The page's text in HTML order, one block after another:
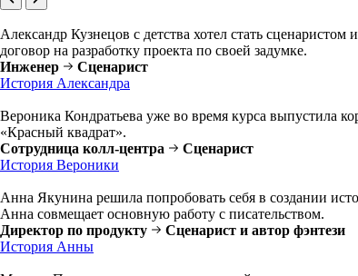
Александр Кузнецов с детства хотел стать
договор на разработку проекта по своей задумке.
Инженер
Сценарист
История Александра
Вероника Кондратьева уже во время курса выпустила
«Красный квадрат».
Сотрудница колл-центра
Сценарист
История Вероники
Анна Якунина решила попробовать себя в создании
Анна совмещает основную работу с писательством.
Директор по продукту
Сценарист и автор фэнтези
История Анны